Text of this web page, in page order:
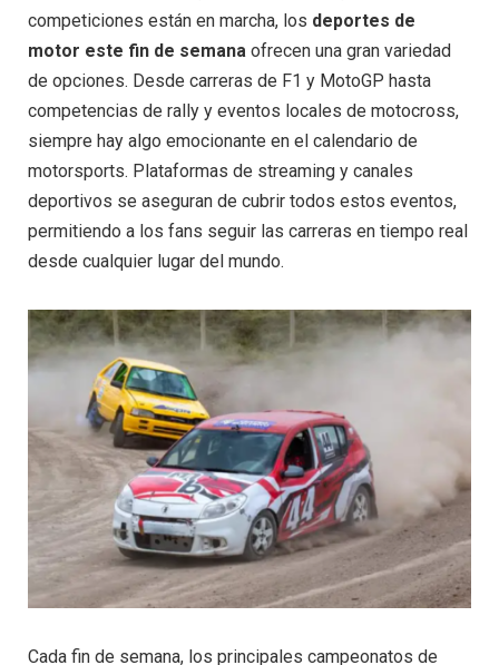
competiciones están en marcha, los deportes de
motor este fin de semana ofrecen una gran variedad
de opciones. Desde carreras de F1 y MotoGP hasta
competencias de rally y eventos locales de motocross,
siempre hay algo emocionante en el calendario de
motorsports. Plataformas de streaming y canales
deportivos se aseguran de cubrir todos estos eventos,
permitiendo a los fans seguir las carreras en tiempo real
desde cualquier lugar del mundo.
Cada fin de semana, los principales campeonatos de